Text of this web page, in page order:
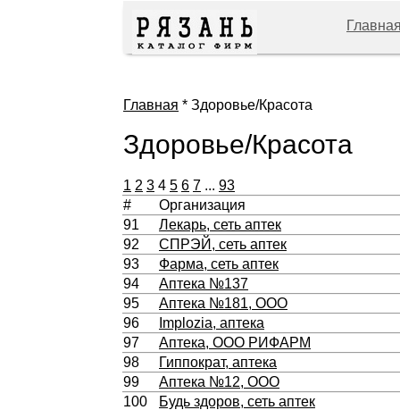
Главная * Здоровье/Красота
Здоровье/Красота
1 2 3 4 5 6 7 ... 93
#
Организация
91
Лекарь, сеть аптек
92
СПРЭЙ, сеть аптек
93
Фарма, сеть аптек
94
Аптека №137
95
Аптека №181, ООО
96
Implozia, аптека
97
Аптека, ООО РИФАРМ
98
Гиппократ, аптека
99
Аптека №12, ООО
100
Будь здоров, сеть аптек